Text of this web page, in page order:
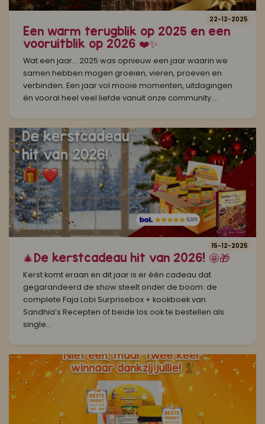
Een warm terugblik op 2025 en een
vooruitblik op 2026 ❤️✨
Wat een jaar… 2025 was opnieuw een jaar waarin we
samen hebben mogen groeien, vieren, proeven en
verbinden. Een jaar vol mooie momenten, uitdagingen
én vooral heel veel liefde vanuit onze community....
22-12-2025
🎄De kerstcadeau hit van 2026! 🤩🎁
Kerst komt eraan en dit jaar is er één cadeau dat
gegarandeerd de show steelt onder de boom: de
complete Faja Lobi Surprisebox + kookboek van
Sandhia’s Recepten of beide los ook te bestellen als
single...
15-12-2025